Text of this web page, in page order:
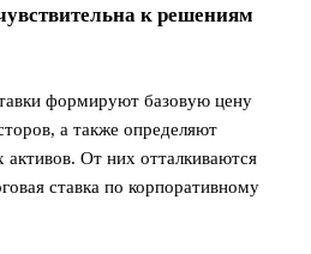
к решениям
формируют базовую цену
а также определяют
активов. От них отталкиваются
ставка по корпоративному